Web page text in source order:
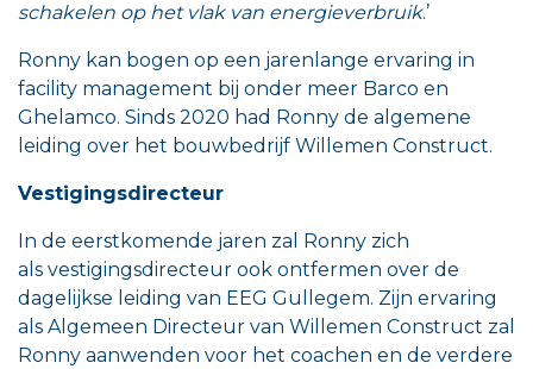
schakelen op het vlak van energieverbruik.’
Ronny kan bogen op een jarenlange ervaring in
facility management bij onder meer Barco en
Ghelamco. Sinds 2020 had Ronny de algemene
leiding over het bouwbedrijf Willemen Construct.
Vestigingsdirecteur
In de eerstkomende jaren zal Ronny zich
als vestigingsdirecteur ook ontfermen over de
dagelijkse leiding van EEG Gullegem. Zijn ervaring
als Algemeen Directeur van Willemen Construct zal
Ronny aanwenden voor het coachen en de verdere